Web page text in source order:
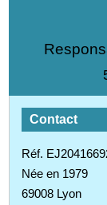
Contact
Réf.
Née en 1979
69008 Lyon